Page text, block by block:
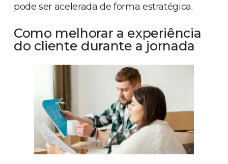
pode ser acelerada de forma estratégica.
Como melhorar a experiência
do cliente durante a jornada